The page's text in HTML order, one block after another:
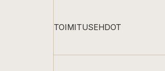
TOIMITUSEHDOT